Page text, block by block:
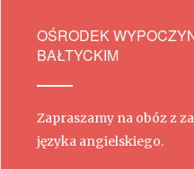
OŚRODEK
BAŁTYCKIM
Zapraszamy na obóz z
języka angielskiego.